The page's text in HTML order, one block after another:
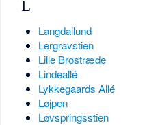
L
Langdallund
Lergravstien
Lille Brostræde
Lindeallé
Lykkegaards Allé
Løjpen
Løvspringsstien